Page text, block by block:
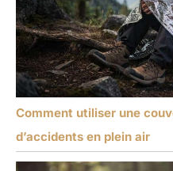
Comment utiliser une
d’accidents en plein air